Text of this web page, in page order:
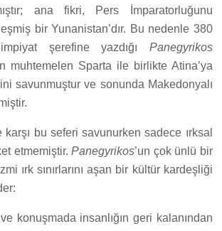
ana fikri, Pers İmparatorluğunu
bir Yunanistan’dır. Bu nedenle 380
şerefine yazdığı Panegyrikos
muhtemelen Sparta ile birlikte Atina’ya
savunmuştur ve sonunda Makedonyalı
karşı bu seferi savunurken sadece ırksal
etmemiştir.Panegyrikos’un çok ünlü bir
ırk sınırlarını aşan bir kültür kardeşliği
konuşmada insanlığın geri kalanından